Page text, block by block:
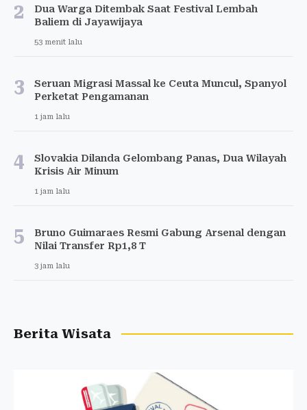
2
Dua Warga Ditembak Saat Festival Lembah
Baliem di Jayawijaya
53 menit lalu
3
Seruan Migrasi Massal ke Ceuta Muncul, Spanyol
Perketat Pengamanan
1 jam lalu
4
Slovakia Dilanda Gelombang Panas, Dua Wilayah
Krisis Air Minum
1 jam lalu
5
Bruno Guimaraes Resmi Gabung Arsenal dengan
Nilai Transfer Rp1,8 T
3 jam lalu
Berita Wisata